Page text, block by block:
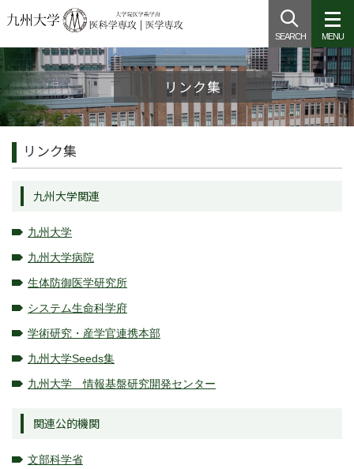
SEARCH
リンク集
リンク集
九州大学関連
九州大学
九州大学病院
生体防御医学研究所
システム生命科学府
学術研究・産学官連携本部
九州大学Seeds集
九州大学 情報基盤研究開発センター
関連公的機関
文部科学省
MENU